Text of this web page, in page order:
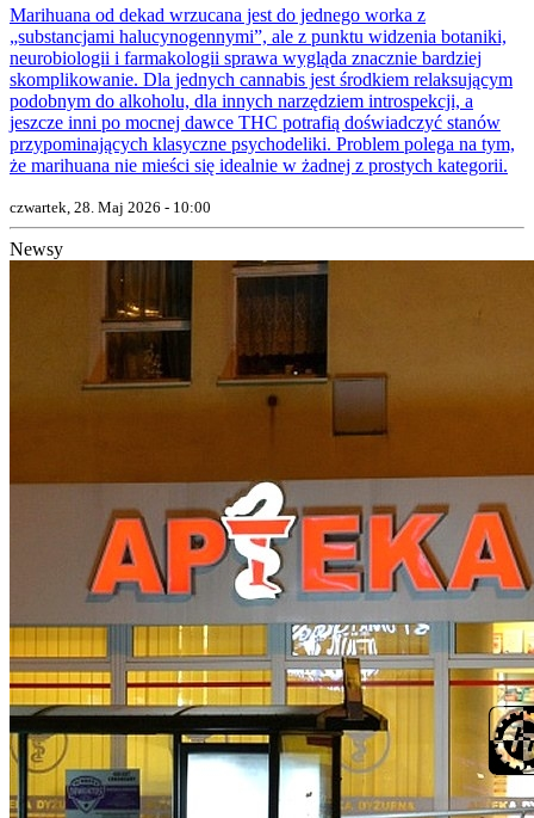
Marihuana od dekad wrzucana jest do jednego worka z
„substancjami halucynogennymi”, ale z punktu widzenia botaniki,
neurobiologii i farmakologii sprawa wygląda znacznie bardziej
skomplikowanie. Dla jednych cannabis jest środkiem relaksującym
podobnym do alkoholu, dla innych narzędziem introspekcji, a
jeszcze inni po mocnej dawce THC potrafią doświadczyć stanów
przypominających klasyczne psychodeliki. Problem polega na tym,
że marihuana nie mieści się idealnie w żadnej z prostych kategorii.
czwartek, 28. Maj 2026 - 10:00
Newsy